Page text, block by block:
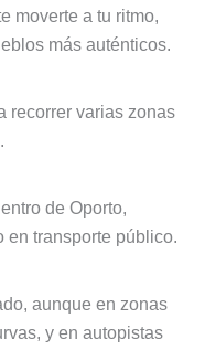
moverte a tu ritmo,
más auténticos.
recorrer varias zonas
de Oporto,
en transporte público.
aunque en zonas
y en autopistas